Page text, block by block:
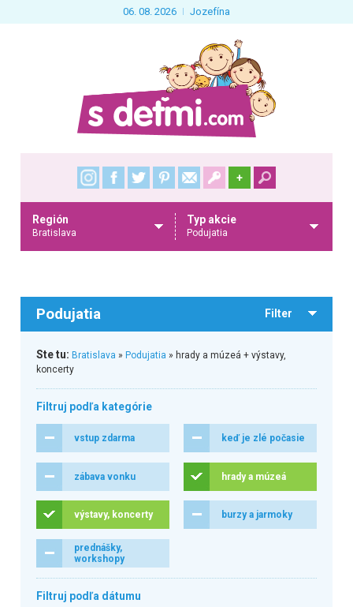
06. 08. 2026 Jozefína
+
Región
Bratislava
Typ akcie
Podujatia
Podujatia Filter
Ste tu: Bratislava » Podujatia » hrady a múzeá + výstavy,
koncerty
Filtruj podľa kategórie
vstup zdarma keď je zlé počasie
zábava vonku hrady a múzeá
výstavy, koncerty burzy a jarmoky
prednášky,
workshopy
Filtruj podľa dátumu